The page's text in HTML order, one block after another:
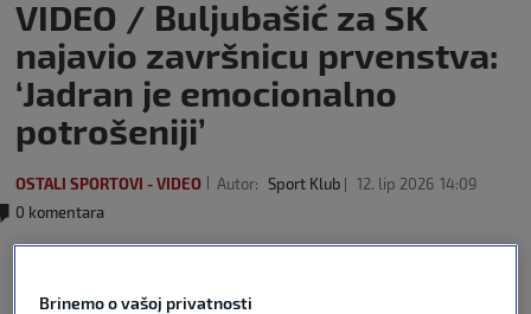
VIDEO / Buljubašić za SK
najavio završnicu prvenstva:
‘Jadran je emocionalno
potrošeniji’
OSTALI SPORTOVI - VIDEO Autor: Sport Klub 12. lip 2026 14:09
0 komentara
Brinemo o vašoj privatnosti